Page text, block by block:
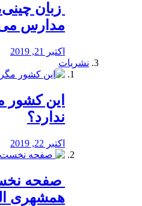
زبان
مدارس
اکتبر 21, 2019
نشریات
این کشور
ندارد؟
اکتبر 22, 2019
صفحه
همشهری